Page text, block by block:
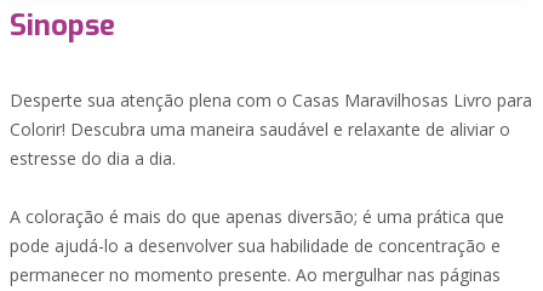
Sinopse
Desperte sua atenção plena com o Casas Maravilhosas Livro para
Colorir! Descubra uma maneira saudável e relaxante de aliviar o
estresse do dia a dia.
A coloração é mais do que apenas diversão; é uma prática que
pode ajudá-lo a desenvolver sua habilidade de concentração e
permanecer no momento presente. Ao mergulhar nas páginas